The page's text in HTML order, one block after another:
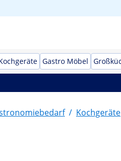
Gastro Möbel
/ Kochgeräte